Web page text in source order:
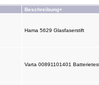
Beschreibung+
Hama 5629 Glasfaserstift
Varta 00891101401